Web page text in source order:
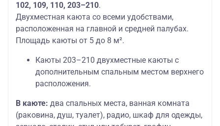
102, 109, 110, 203–210.
Двухместная каюта со всеми удобствами,
расположенная на главной и средней палубах.
Площадь каюты от 5 до 8 м².
Каюты 203–210 двухместные каюты с
дополнительным спальным местом верхнего
расположения.
В каюте: два спальных места, ванная комната
(раковина, душ, туалет), радио, шкаф для одежды,